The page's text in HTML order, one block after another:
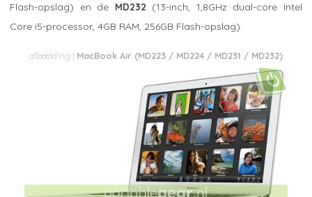
Flash-opslag) en de MD232 (13-inch, 1,8GHz dual-core Intel
Core i5-processor, 4GB RAM, 256GB Flash-opslag).
MacBook Air (MD223 / MD224 / MD231 / MD232)